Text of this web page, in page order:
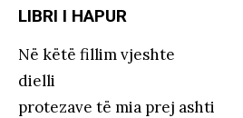
LIBRI I HAPUR
Në këtë fillim vjeshte
dielli
protezave të mia prej ashti